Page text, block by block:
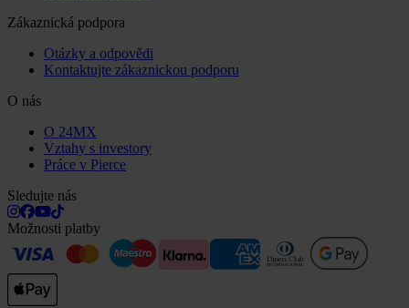
Zákaznická podpora
Otázky a odpovědi
Kontaktujte zákaznickou podporu
O nás
O 24MX
Vztahy s investory
Práce v Pierce
Sledujte nás
Možnosti platby